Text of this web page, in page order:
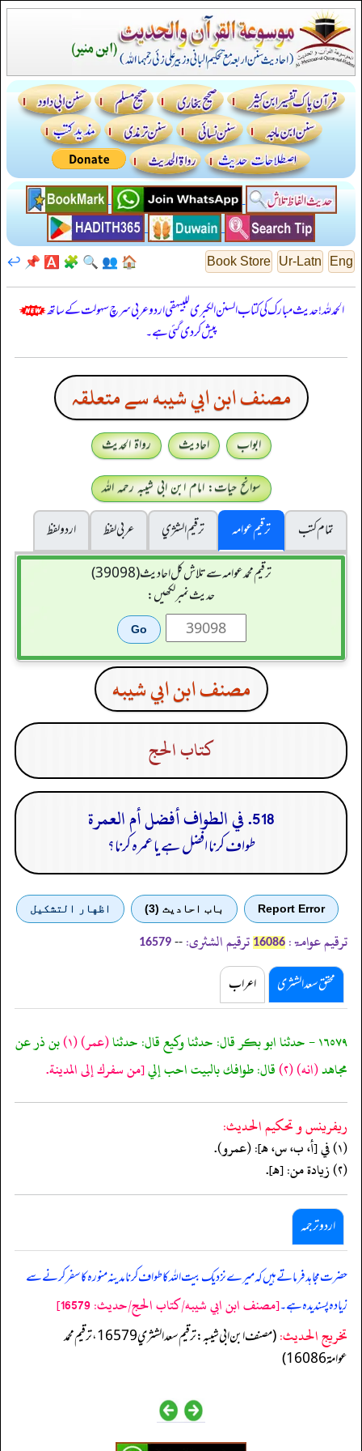
Eng
Ur-Latn
Book Store
🏠
👥
🔍
🧩
🅰️
📌
↩️
الحمدللہ! حدیث مبارک کی کتاب السنن الكبرى للبيهقي اردو عربی سرچ سہولت کے ساتھ
پیش کر دی گئی ہے۔
مصنف ابن ابي شيبه سے متعلقہ
ابواب احادیث
رواۃ الحدیث
سوانح حیات: امام ابن ابی شیبہ رحمہ اللہ
تمام کتب
ترقیم عوامہ ترقيم الشژي عربی لفظ
اردو لفظ
ترقیم محمدعوامہ سے تلاش کل احادیث (39098)
حدیث نمبر لکھیں:
مصنف ابن ابي شيبه
كتاب الحج
518. في الطواف أفضل أم العمرة
طواف کرنا افضل ہے یا عمرہ کرنا؟
Report Error باب احادیث (3) اظهار التشكيل
ترقیم عوامۃ: 16086 ترقیم الشثری: --
16579
محقق سعد الشثری اعراب
١٦٥٧٩ - حدثنا ابو بكر قال: حدثنا وكيع قال: حدثنا (عمر)(١) بن ذر عن
مجاهد(انه)(٢) قال: طوافك بالبيت احب إلي[من سفرك إلى المدينة.
ريفرينس و تحكيم الحدیث:
(١) في [أ، ب، س، هـ]: (عمرو).
(٢) زيادة من: [هـ].
اردو ترجمہ
حضرت مجاہد فرماتے ہیں کہ میرے نزدیک بیت اللہ کا طواف کرنا مدینہ منورہ کا سفر کرنے سے
زیادہ پسندیدہ ہے۔[مصنف ابن ابي شيبه/كتاب الحج/حدیث: 16579]
تخریج الحدیث:
(مصنف ابن ابي شيبه: ترقيم سعد الشثري 16579، ترقيم محمد
عوامة 16086)